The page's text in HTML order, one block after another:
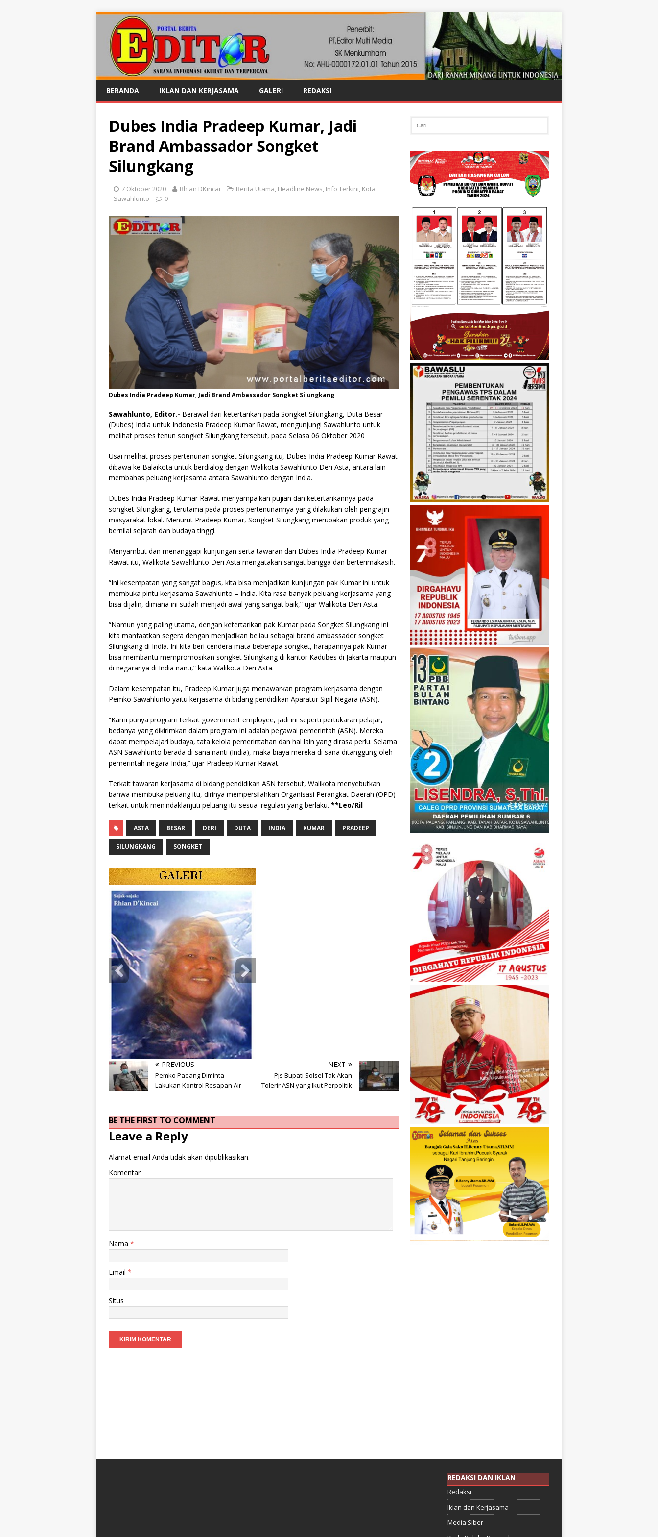
BERANDA IKLAN DAN KERJASAMA GALERI REDAKSI
Dubes India Pradeep Kumar, Jadi
Brand Ambassador Songket
Silungkang
7 Oktober 2020 Rhian DKincai Berita Utama, Headline News, Info Terkini, Kota
Sawahlunto
0
Dubes India Pradeep Kumar, Jadi Brand Ambassador Songket Silungkang
Sawahlunto, Editor.- Berawal dari ketertarikan pada Songket Silungkang, Duta Besar
(Dubes) India untuk Indonesia Pradeep Kumar Rawat, mengunjungi Sawahlunto untuk
melihat proses tenun songket Silungkang tersebut, pada Selasa 06 Oktober 2020
Usai melihat proses pertenunan songket Silungkang itu, Dubes India Pradeep Kumar Rawat
dibawa ke Balaikota untuk berdialog dengan Walikota Sawahlunto Deri Asta, antara lain
membahas peluang kerjasama antara Sawahlunto dengan India.
Dubes India Pradeep Kumar Rawat menyampaikan pujian dan ketertarikannya pada
songket Silungkang, terutama pada proses pertenunannya yang dilakukan oleh pengrajin
masyarakat lokal. Menurut Pradeep Kumar, Songket Silungkang merupakan produk yang
bernilai sejarah dan budaya tinggi.
Menyambut dan menanggapi kunjungan serta tawaran dari Dubes India Pradeep Kumar
Rawat itu, Walikota Sawahlunto Deri Asta mengatakan sangat bangga dan berterimakasih.
“Ini kesempatan yang sangat bagus, kita bisa menjadikan kunjungan pak Kumar ini untuk
membuka pintu kerjasama Sawahlunto – India. Kita rasa banyak peluang kerjasama yang
bisa dijalin, dimana ini sudah menjadi awal yang sangat baik,” ujar Walikota Deri Asta.
“Namun yang paling utama, dengan ketertarikan pak Kumar pada Songket Silungkang ini
kita manfaatkan segera dengan menjadikan beliau sebagai brand ambassador songket
Silungkang di India. Ini kita beri cendera mata beberapa songket, harapannya pak Kumar
bisa membantu mempromosikan songket Silungkang di kantor Kadubes di Jakarta maupun
di negaranya di India nanti,” kata Walikota Deri Asta.
Dalam kesempatan itu, Pradeep Kumar juga menawarkan program kerjasama dengan
Pemko Sawahlunto yaitu kerjasama di bidang pendidikan Aparatur Sipil Negara (ASN).
“Kami punya program terkait government employee, jadi ini seperti pertukaran pelajar,
bedanya yang dikirimkan dalam program ini adalah pegawai pemerintah (ASN). Mereka
dapat mempelajari budaya, tata kelola pemerintahan dan hal lain yang dirasa perlu. Selama
ASN Sawahlunto berada di sana nanti (India), maka biaya mereka di sana ditanggung oleh
pemerintah negara India,” ujar Pradeep Kumar Rawat.
Terkait tawaran kerjasama di bidang pendidikan ASN tersebut, Walikota menyebutkan
bahwa membuka peluang itu, dirinya mempersilahkan Organisasi Perangkat Daerah (OPD)
terkait untuk menindaklanjuti peluang itu sesuai regulasi yang berlaku. **Leo/Ril
ASTA BESAR DERI DUTA INDIA KUMAR PRADEEP
SILUNGKANG SONGKET
info heading
info content
PREVIOUS
Pemko Padang Diminta
Lakukan Kontrol Resapan Air
NEXT
Pjs Bupati Solsel Tak Akan
Tolerir ASN yang Ikut Perpolitik
BE THE FIRST TO COMMENT
Leave a Reply
Alamat email Anda tidak akan dipublikasikan.
Komentar
Nama *
Email *
Situs
REDAKSI DAN IKLAN
Redaksi
Iklan dan Kerjasama
Media Siber